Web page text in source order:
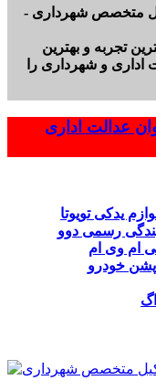
کمیسیون ماده 100 - وکیل متخصص شهرداری -
ماده 100 , بیشترین تجربه و بهترین
اداری و شهرداری را
عدالت اداری
یدکی تویوتا
رسمی دوو
ام وی ام
اپشن خودرو